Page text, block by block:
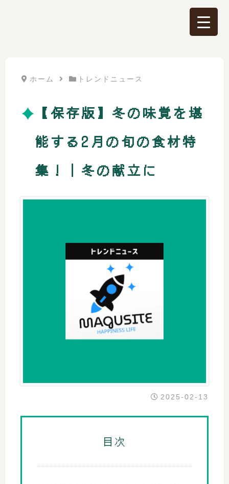
ホーム トレンドニュース
【保存版】冬の味覚を堪
能する2月の旬の食材特
集！｜冬の献立に
2025-02-13
目次